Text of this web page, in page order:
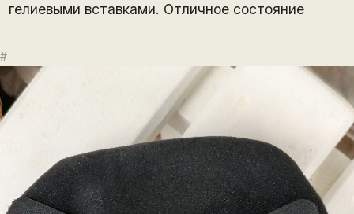
гелиевыми вставками. Отличное состояние
#